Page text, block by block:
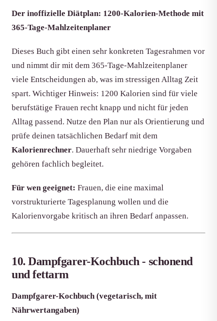
Der inoffizielle Diätplan: 1200-Kalorien-Methode mit
365-Tage-Mahlzeitenplaner
Dieses Buch gibt einen sehr konkreten Tagesrahmen vor
und nimmt dir mit dem 365-Tage-Mahlzeitenplaner
viele Entscheidungen ab, was im stressigen Alltag Zeit
spart. Wichtiger Hinweis: 1200 Kalorien sind für viele
berufstätige Frauen recht knapp und nicht für jeden
Alltag passend. Nutze den Plan nur als Orientierung und
prüfe deinen tatsächlichen Bedarf mit dem
Kalorienrechner. Dauerhaft sehr niedrige Vorgaben
gehören fachlich begleitet.
Für wen geeignet: Frauen, die eine maximal
vorstrukturierte Tagesplanung wollen und die
Kalorienvorgabe kritisch an ihren Bedarf anpassen.
10. Dampfgarer-Kochbuch - schonend
und fettarm
Dampfgarer-Kochbuch (vegetarisch, mit
Nährwertangaben)